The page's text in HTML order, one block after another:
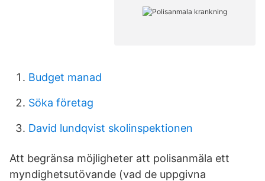
Budget manad
Söka företag
David lundqvist skolinspektionen
Att begränsa möjligheter att polisanmäla ett
myndighetsutövande (vad de uppgivna